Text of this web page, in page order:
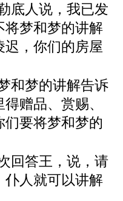
底人说，我已发
将梦和梦的讲解
，你们的房屋
和梦的讲解告诉
赠品、赏赐、
要将梦和梦的
回答王，说，请
仆人就可以讲解